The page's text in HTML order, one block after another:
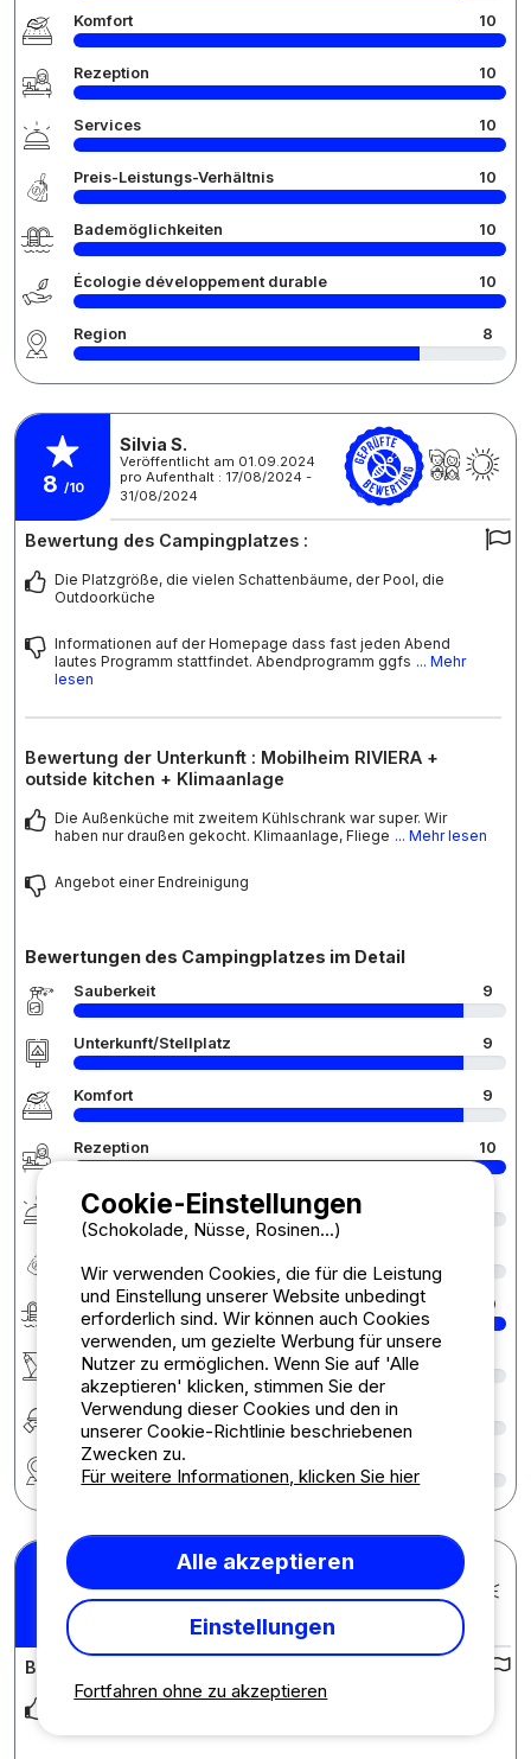
Komfort 10
Rezeption 10
Services 10
Preis-Leistungs-Verhältnis 10
Bademöglichkeiten 10
Écologie développement durable 10
Region 8
8 /10
Silvia S.
Veröffentlicht am 01.09.2024
pro Aufenthalt : 17/08/2024 -
31/08/2024
Bewertung des Campingplatzes :
Die Platzgröße, die vielen Schattenbäume, der Pool, die
Outdoorküche
Informationen auf der Homepage dass fast jeden Abend
lautes Programm stattfindet. Abendprogramm ggfs ... Mehr
lesen
Bewertung der Unterkunft : Mobilheim RIVIERA +
outside kitchen + Klimaanlage
Die Außenküche mit zweitem Kühlschrank war super. Wir
haben nur draußen gekocht. Klimaanlage, Fliege ... Mehr lesen
Angebot einer Endreinigung
Bewertungen des Campingplatzes im Detail
Sauberkeit 9
Unterkunft/Stellplatz 9
Komfort 9
Rezeption 10
Services
Bademöglichkeiten 10
Aktivitäten / Animationen
Verpflegung
Region
10/10
Armin W.
Veröffentlicht am 22.07.2024
pro Aufenthalt : 06/07/2024 -
20/07/2024
Bewertung des Campingplatzes :
Ein wunderschön gepflegter familiengeführter Campingplatz
Fortfahren ohne zu akzeptieren
Cookie-Einstellungen
(Schokolade, Nüsse, Rosinen...)
Wir verwenden Cookies, die für die Leistung
und Einstellung unserer Website unbedingt
erforderlich sind. Wir können auch Cookies
verwenden, um gezielte Werbung für unsere
Nutzer zu ermöglichen. Wenn Sie auf 'Alle
akzeptieren' klicken, stimmen Sie der
Verwendung dieser Cookies und den in
unserer Cookie-Richtlinie beschriebenen
Zwecken zu.
Für weitere Informationen, klicken Sie hier
Alle akzeptieren
Einstellungen